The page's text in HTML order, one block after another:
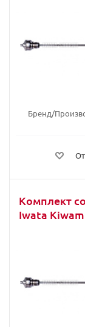
Бренд/
Комплект
Iwata